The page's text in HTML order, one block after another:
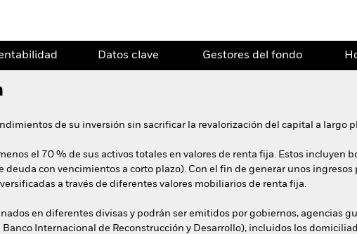
Datos clave Gestores del fondo
de su inversión sin sacrificar la revalorización del capital a largo
el 70 % de sus activos totales en valores de renta fija. Estos incluyen
con vencimientos a corto plazo). Con el fin de generar unos ingresos
a través de diferentes valores mobiliarios de renta fija.
en diferentes divisas y podrán ser emitidos por gobiernos, agencias
Internacional de Reconstrucción y Desarrollo), incluidos los